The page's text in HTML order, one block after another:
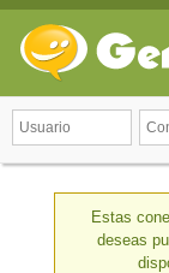
Estas
deseas